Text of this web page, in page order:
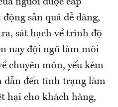
sản quá dễ dàng,
sát hạch về trình độ
nay đội ngũ làm môi
chuyên môn, yếu kém
dẫn đến tình trạng làm
hại cho khách hàng,